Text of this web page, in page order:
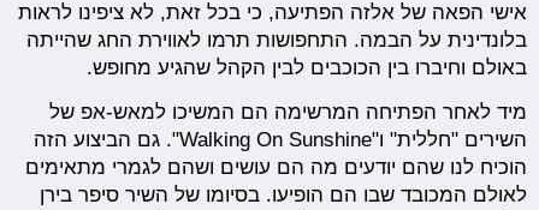
אישי הפאה של אלזה הפתיעה, כי בכל זאת, לא ציפינו לראות
בלונדינית על הבמה. התחפושות תרמו לאווירת החג שהייתה
באולם וחיברו בין הכוכבים לבין הקהל שהגיע מחופש.
מיד לאחר הפתיחה המרשימה הם המשיכו למאש-אפ של
השירים "חללית" ו"Walking On Sunshine". גם הביצוע הזה
הוכיח לנו שהם יודעים מה הם עושים ושהם לגמרי מתאימים
לאולם המכובד שבו הם הופיעו. בסיומו של השיר סיפר בירן